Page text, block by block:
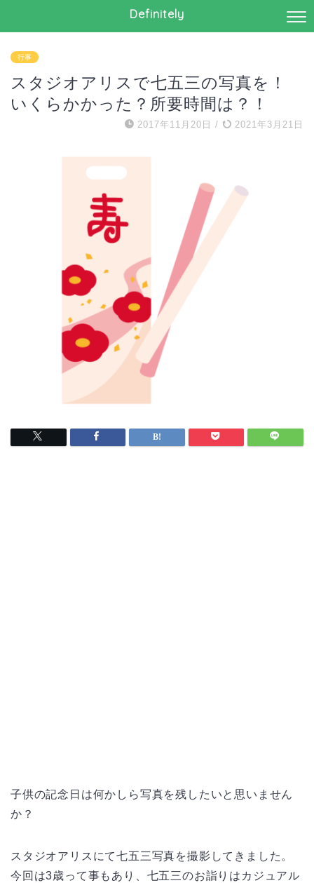
Definitely
行事
スタジオアリスで七五三の写真を！
いくらかかった？所要時間は？！
2017年11月20日 / 2021年3月21日
子供の記念日は何かしら写真を残したいと思いません
か？
スタジオアリスにて七五三写真を撮影してきました。
今回は3歳って事もあり、七五三のお詣りはカジュアル